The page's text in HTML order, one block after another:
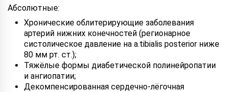
Абсолютные:
Хронические облитерирующие заболевания
артерий нижних конечностей (регионарное
систолическое давление на a.tibialis posterior ниже
80 мм рт. ст.);
Тяжёлые формы диабетической полинейропатии
и ангиопатии;
Декомпенсированная сердечно-лёгочная